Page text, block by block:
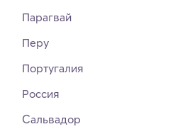
Парагвай
Перу
Португалия
Россия
Сальвадор